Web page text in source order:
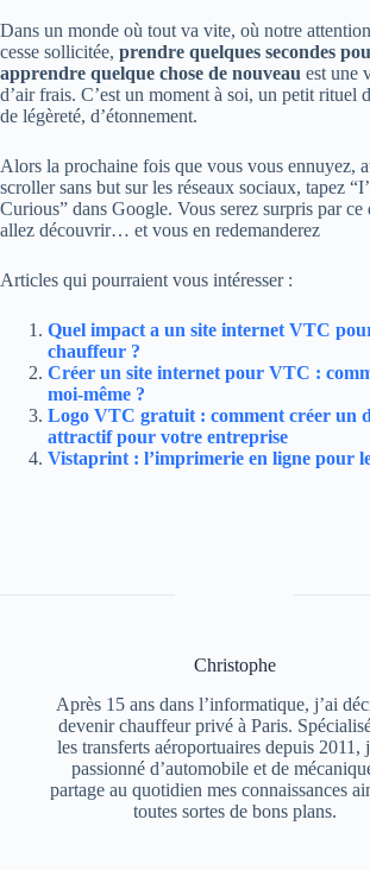
Dans un monde où tout va vite, où notre
cesse sollicitée, prendre quelques secondes
apprendre quelque chose de nouveau est une
d’air frais. C’est un moment à soi, un petit rituel
de légèreté, d’étonnement.
Alors la prochaine fois que vous vous ennuyez,
scroller sans but sur les réseaux sociaux, tapez
Curious” dans Google. Vous serez surpris par ce
allez découvrir… et vous en redemanderez
Articles qui pourraient vous intéresser :
Quel impact a un site internet VTC
chauffeur ?
Créer un site internet pour VTC :
moi-même ?
Logo VTC gratuit : comment créer un
attractif pour votre entreprise
Vistaprint : l’imprimerie en ligne pour
Christophe
Après 15 ans dans l’informatique, j’ai
devenir chauffeur privé à Paris.
les transferts aéroportuaires depuis 2011,
passionné d’automobile et de
partage au quotidien mes connaissances
toutes sortes de bons plans.